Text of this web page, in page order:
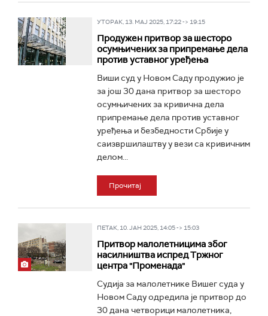
УТОРАК, 13. МАЈ 2025, 17:22 -> 19:15
Продужен притвор за шесторо
осумњичених за припремање дела
против уставног уређења
Виши суд у Новом Саду продужио је
за још 30 дана притвор за шесторо
осумњичених за кривична дела
припремање дела против уставног
уређења и безбедности Србије у
саизвршилаштву у вези са кривичним
делом...
Прочитај
ПЕТАК, 10. ЈАН 2025, 14:05 -> 15:03
Притвор малолетницима због
насилништва испред Тржног
центра "Променада"
Судија за малолетнике Вишег суда у
Новом Саду одредила је притвор до
30 дана четворици малолетника,